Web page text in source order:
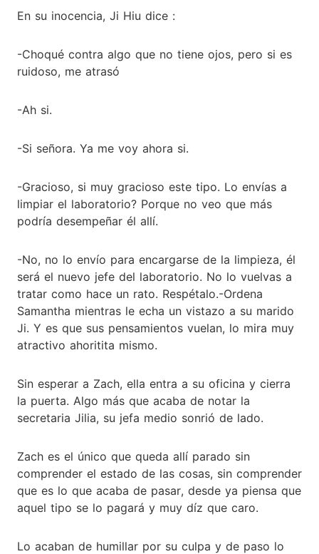
En su inocencia, Ji Hiu dice :
-Choqué contra algo que no tiene ojos, pero si es
ruidoso, me atrasó
-Ah si.
-Si señora. Ya me voy ahora si.
-Gracioso, si muy gracioso este tipo. Lo envías a
limpiar el laboratorio? Porque no veo que más
podría desempeñar él allí.
-No, no lo envío para encargarse de la limpieza, él
será el nuevo jefe del laboratorio. No lo vuelvas a
tratar como hace un rato. Respétalo.-Ordena
Samantha mientras le echa un vistazo a su marido
Ji. Y es que sus pensamientos vuelan, lo mira muy
atractivo ahoritita mismo.
Sin esperar a Zach, ella entra a su oficina y cierra
la puerta. Algo más que acaba de notar la
secretaria Jilia, su jefa medio sonrió de lado.
Zach es el único que queda allí parado sin
comprender el estado de las cosas, sin comprender
que es lo que acaba de pasar, desde ya piensa que
aquel tipo se lo pagará y muy díz que caro.
Lo acaban de humillar por su culpa y de paso lo